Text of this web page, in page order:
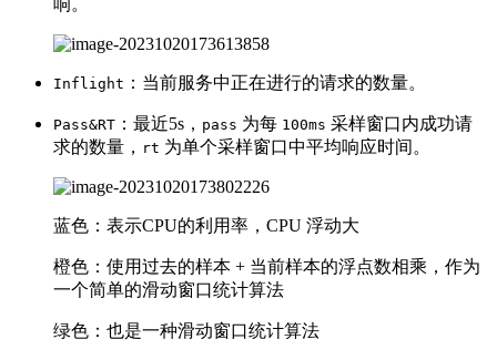
Inflight ：当前服务中正在进行的请求的数量。
Pass&RT ：最近5s， pass 为每 100ms 采样窗口内成功请
求的数量， rt 为单个采样窗口中平均响应时间。
蓝色：表示CPU的利用率，CPU 浮动大
橙色：使用过去的样本 + 当前样本的浮点数相乘，作为
一个简单的滑动窗口统计算法
绿色：也是一种滑动窗口统计算法